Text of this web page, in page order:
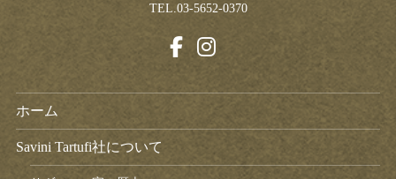
TEL.03-5652-0370
ホーム
Savini Tartufi社について